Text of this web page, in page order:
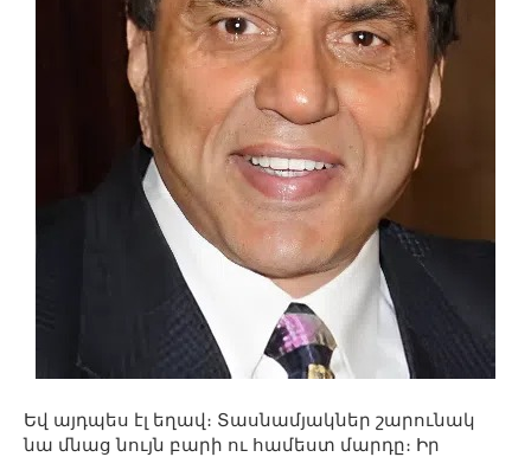
Եվ այդպես էլ եղավ։ Տասնամյակներ շարունակ
նա մնաց նույն բարի ու համեստ մարդը։ Իր